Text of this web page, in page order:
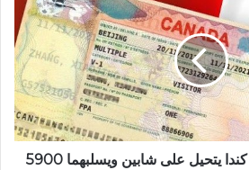
موظف مزيف بسفارة كندا يتحيل على شابين ويسلبهما 5900